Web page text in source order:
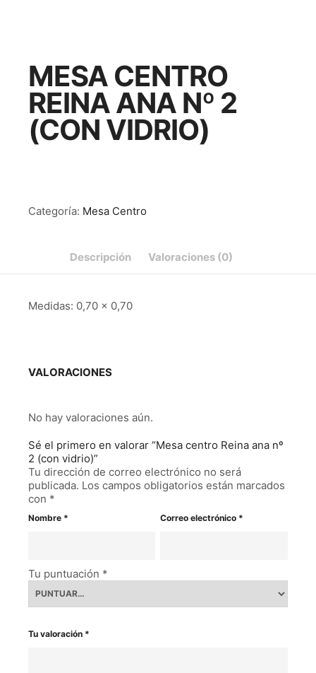
MESA CENTRO
REINA ANA Nº 2
(CON VIDRIO)
Categoría: Mesa Centro
Descripción Valoraciones (0)
Medidas: 0,70 x 0,70
VALORACIONES
No hay valoraciones aún.
Sé el primero en valorar “Mesa centro Reina ana nº
2 (con vidrio)”
Tu dirección de correo electrónico no será
publicada. Los campos obligatorios están marcados
con *
Nombre * Correo electrónico *
Tu puntuación *
Tu valoración *